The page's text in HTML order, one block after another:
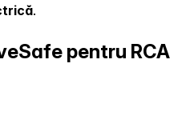
.
pentru RCA